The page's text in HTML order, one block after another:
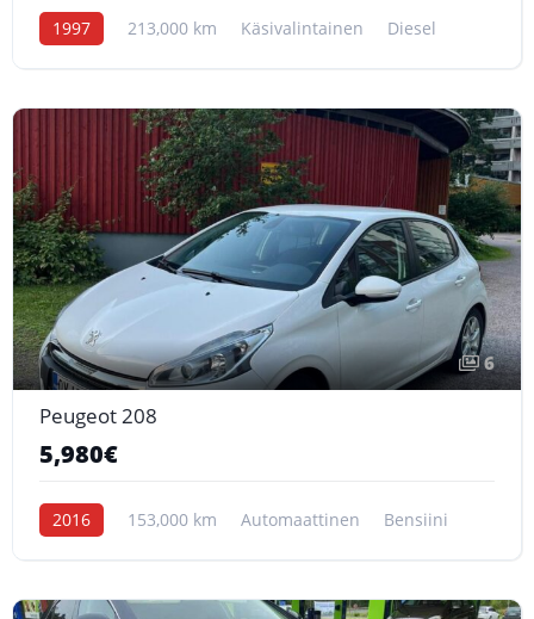
1997 213,000 km Käsivalintainen Diesel
6
Peugeot 208
5,980€
2016 153,000 km Automaattinen Bensiini